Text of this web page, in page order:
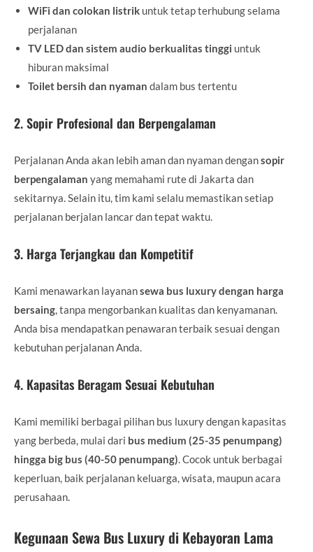
WiFi dan colokan listrik untuk tetap terhubung selama
perjalanan
TV LED dan sistem audio berkualitas tinggi untuk
hiburan maksimal
Toilet bersih dan nyaman dalam bus tertentu
2. Sopir Profesional dan Berpengalaman
Perjalanan Anda akan lebih aman dan nyaman dengansopir
berpengalaman yang memahami rute di Jakarta dan
sekitarnya. Selain itu, tim kami selalu memastikan setiap
perjalanan berjalan lancar dan tepat waktu.
3. Harga Terjangkau dan Kompetitif
Kami menawarkan layanansewa bus luxury dengan harga
bersaing, tanpa mengorbankan kualitas dan kenyamanan.
Anda bisa mendapatkan penawaran terbaik sesuai dengan
kebutuhan perjalanan Anda.
4. Kapasitas Beragam Sesuai Kebutuhan
Kami memiliki berbagai pilihan bus luxury dengan kapasitas
yang berbeda, mulai dari bus medium (25-35 penumpang)
hingga big bus (40-50 penumpang). Cocok untuk berbagai
keperluan, baik perjalanan keluarga, wisata, maupun acara
perusahaan.
Kegunaan Sewa Bus Luxury di Kebayoran Lama